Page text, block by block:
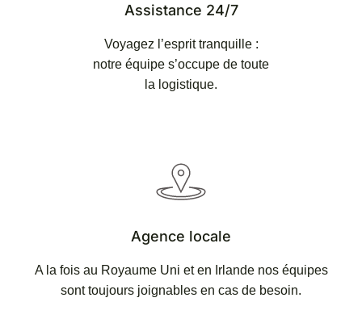
Inverness et le mythe des
Culloden Battlefield, lieu chargé d’émotion
où s’est jouée la fin des espoirs jacobites.
mystérieuxClava Cairns,
cercle de pierres millénaires qui évoque
irrésistiblement certaines scènes
Assistance 24/7
Voyagez l’esprit tranquille :
notre équipe s’occupe de toute
la logistique.
Agence locale
A la fois au Royaume Uni et en Irlande nos équipes
sont toujours joignables en cas de besoin.